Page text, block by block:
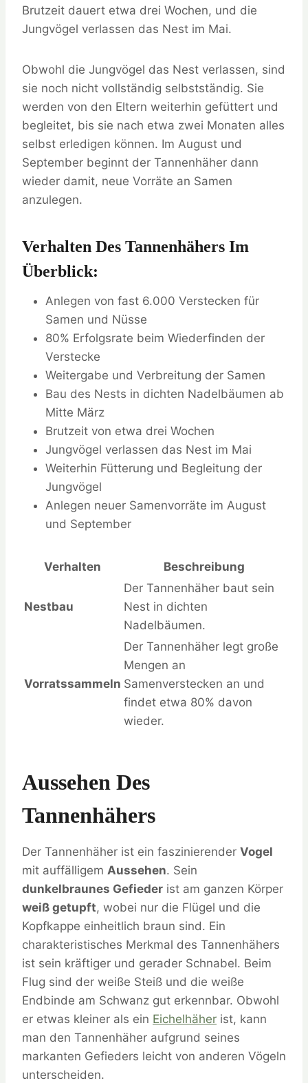
Brutzeit dauert etwa drei Wochen, und die
Jungvögel verlassen das Nest im Mai.
Obwohl die Jungvögel das Nest verlassen, sind
sie noch nicht vollständig selbstständig. Sie
werden von den Eltern weiterhin gefüttert und
begleitet, bis sie nach etwa zwei Monaten alles
selbst erledigen können. Im August und
September beginnt der Tannenhäher dann
wieder damit, neue Vorräte an Samen
anzulegen.
Verhalten Des Tannenhähers Im
Überblick:
Anlegen von fast 6.000 Verstecken für
Samen und Nüsse
80% Erfolgsrate beim Wiederfinden der
Verstecke
Weitergabe und Verbreitung der Samen
Bau des Nests in dichten Nadelbäumen ab
Mitte März
Brutzeit von etwa drei Wochen
Jungvögel verlassen das Nest im Mai
Weiterhin Fütterung und Begleitung der
Jungvögel
Anlegen neuer Samenvorräte im August
und September
Verhalten Beschreibung
Nestbau
Der Tannenhäher baut sein
Nest in dichten
Nadelbäumen.
Vorratssammeln
Der Tannenhäher legt große
Mengen an
Samenverstecken an und
findet etwa 80% davon
wieder.
Aussehen Des
Tannenhähers
Der Tannenhäher ist ein faszinierender Vogel
mit auffälligem Aussehen. Sein
dunkelbraunes Gefieder ist am ganzen Körper
weiß getupft, wobei nur die Flügel und die
Kopfkappe einheitlich braun sind. Ein
charakteristisches Merkmal des Tannenhähers
ist sein kräftiger und gerader Schnabel. Beim
Flug sind der weiße Steiß und die weiße
Endbinde am Schwanz gut erkennbar. Obwohl
er etwas kleiner als ein Eichelhäher ist, kann
man den Tannenhäher aufgrund seines
markanten Gefieders leicht von anderen Vögeln
unterscheiden.